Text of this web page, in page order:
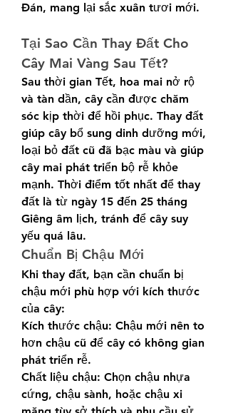
Đán, mang lại sắc xuân tươi mới.
Tại Sao Cần Thay Đất Cho
Cây Mai Vàng Sau Tết?
Sau thời gian Tết, hoa mai nở rộ
và tàn dần, cây cần được chăm
sóc kịp thời để hồi phục. Thay đất
giúp cây bổ sung dinh dưỡng mới,
loại bỏ đất cũ đã bạc màu và giúp
cây mai phát triển bộ rễ khỏe
mạnh. Thời điểm tốt nhất để thay
đất là từ ngày 15 đến 25 tháng
Giêng âm lịch, tránh để cây suy
yếu quá lâu.
Chuẩn Bị Chậu Mới
Khi thay đất, bạn cần chuẩn bị
chậu mới phù hợp với kích thước
của cây:
Kích thước chậu: Chậu mới nên to
hơn chậu cũ để cây có không gian
phát triển rễ.
Chất liệu chậu: Chọn chậu nhựa
cứng, chậu sành, hoặc chậu xi